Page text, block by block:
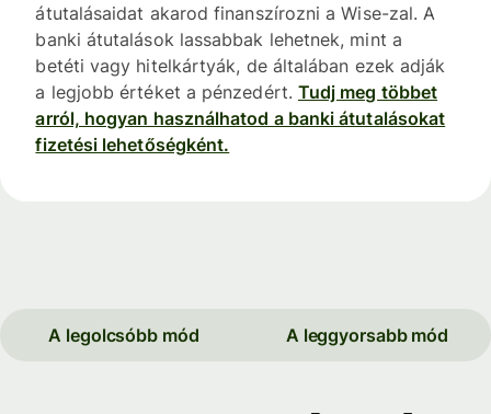
átutalásaidat akarod finanszírozni a Wise-zal. A
banki átutalások lassabbak lehetnek, mint a
betéti vagy hitelkártyák, de általában ezek adják
a legjobb értéket a pénzedért. Tudj meg többet
arról, hogyan használhatod a banki átutalásokat
fizetési lehetőségként.
A legolcsóbb mód A leggyorsabb mód